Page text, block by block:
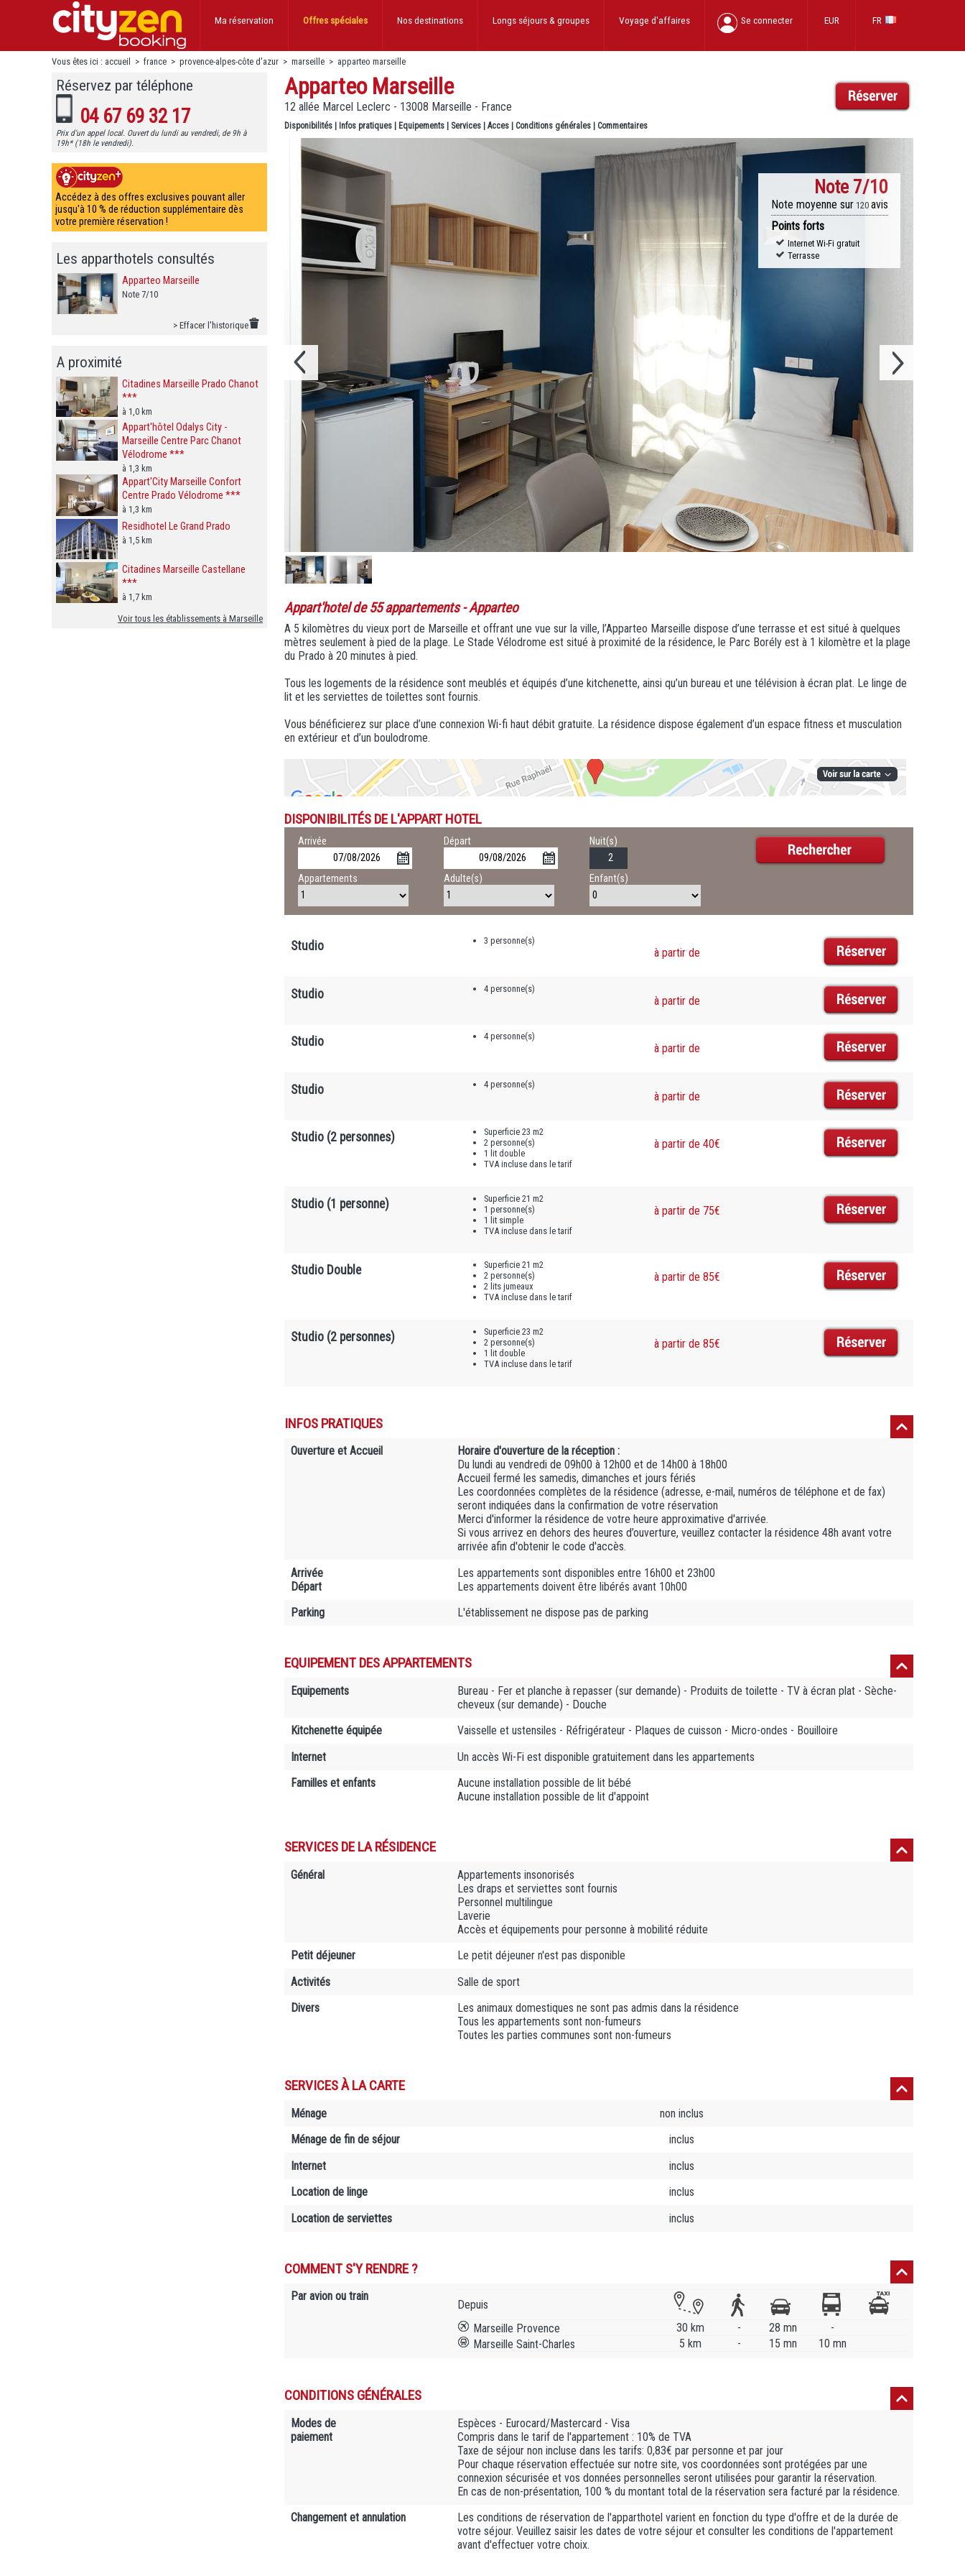
FR
EUR
Se connecter
Voyage d'affaires
Longs séjours& groupes
Nos destinations
Offres spéciales
Ma réservation
Vous êtes ici : accueil > france > provence-alpes-côte d'azur > marseille > apparteo marseille
Réservez par téléphone
04 67 69 32 17
Prix d'un appel local. Ouvert du lundi au vendredi, de 9h à
19h* (18h le vendredi).
Accédez à des offres exclusives pouvant aller
jusqu'à 10 % de réduction supplémentaire dès
votre première réservation !
Les apparthotels consultés
Apparteo Marseille
Note 7/10
> Effacer l'historique
A proximité
Citadines Marseille Prado Chanot
***
à 1,0 km
Appart'hôtel Odalys City -
Marseille Centre Parc Chanot
Vélodrome ***
à 1,3 km
Appart'City Marseille Confort
Centre Prado Vélodrome ***
à 1,3 km
Residhotel Le Grand Prado
à 1,5 km
Citadines Marseille Castellane
***
à 1,7 km
Voir tous les établissements à Marseille
Apparteo Marseille
12 allée Marcel Leclerc - 13008 Marseille - France
Disponibilités Infos pratiques Equipements Services |Acces Conditions générales Commentaires
Note 7/10
Note moyenne sur120 avis
Points forts
Internet Wi-Fi gratuit
Terrasse
Appart'hotel de 55 appartements- Apparteo
A 5 kilomètres du vieux port de Marseille et offrant une vue sur la ville, l’Apparteo Marseille dispose d’une terrasse et est situé à quelques
mètres seulement à pied de la plage. Le Stade Vélodrome est situé à proximité de la résidence, le Parc Borély est à 1 kilomètre et la plage
du Prado à 20 minutes à pied.
Tous les logements de la résidence sont meublés et équipés d’une kitchenette, ainsi qu’un bureau et une télévision à écran plat. Le linge de
lit et les serviettes de toilettes sont fournis.
Vous bénéficierez sur place d’une connexion Wi-fi haut débit gratuite. La résidence dispose également d’un espace fitness et musculation
en extérieur et d’un boulodrome.
DISPONIBILITÉS DE L'APPART HOTEL
Arrivée Départ Nuit(s)
Appartements Adulte(s) Enfant(s)
Studio 3 personne(s)
à partir de
Studio 4 personne(s)
à partir de
Studio 4 personne(s)
à partir de
Studio 4 personne(s)
à partir de
Studio (2 personnes)
Superficie 23 m2
2 personne(s)
1 lit double
TVA incluse dans le tarif
à partir de 40€
Studio (1 personne)
Superficie 21 m2
1 personne(s)
1 lit simple
TVA incluse dans le tarif
à partir de 75€
Studio Double
Superficie 21 m2
2 personne(s)
2 lits jumeaux
TVA incluse dans le tarif
à partir de 85€
Studio (2 personnes)
Superficie 23 m2
2 personne(s)
1 lit double
TVA incluse dans le tarif
à partir de 85€
INFOS PRATIQUES
Ouverture et Accueil
Horaire d'ouverture de la réception :
Du lundi au vendredi de 09h00 à 12h00 et de 14h00 à 18h00
Accueil fermé les samedis, dimanches et jours fériés
Les coordonnées complètes de la résidence (adresse, e-mail, numéros de téléphone et de fax)
seront indiquées dans la confirmation de votre réservation
Merci d'informer la résidence de votre heure approximative d'arrivée.
Si vous arrivez en dehors des heures d’ouverture, veuillez contacter la résidence 48h avant votre
arrivée afin d'obtenir le code d'accès.
Arrivée
Départ
Les appartements sont disponibles entre 16h00 et 23h00
Les appartements doivent être libérés avant 10h00
Parking
L'établissement ne dispose pas de parking
EQUIPEMENT DES APPARTEMENTS
Equipements
Bureau - Fer et planche à repasser (sur demande) - Produits de toilette - TV à écran plat - Sèche-
cheveux (sur demande) - Douche
Kitchenette équipée
Vaisselle et ustensiles - Réfrigérateur - Plaques de cuisson - Micro-ondes - Bouilloire
Internet
Un accès Wi-Fi est disponible gratuitement dans les appartements
Familles et enfants
Aucune installation possible de lit bébé
Aucune installation possible de lit d'appoint
SERVICES DE LA RÉSIDENCE
Général
Appartements insonorisés
Les draps et serviettes sont fournis
Personnel multilingue
Laverie
Accès et équipements pour personne à mobilité réduite
Petit déjeuner
Le petit déjeuner n'est pas disponible
Activités
Salle de sport
Divers
Les animaux domestiques ne sont pas admis dans la résidence
Tous les appartements sont non-fumeurs
Toutes les parties communes sont non-fumeurs
SERVICES À LA CARTE
Ménage
non inclus
Ménage de fin de séjour
inclus
Internet
inclus
Location de linge
inclus
Location de serviettes
inclus
COMMENT S'Y RENDRE ?
Par avion ou train
Depuis
Marseille Provence
30 km - 28 mn
-
Marseille Saint-Charles
5 km - 15 mn 10 mn
CONDITIONS GÉNÉRALES
Modes de
paiement
Espèces - Eurocard/Mastercard - Visa
Compris dans le tarif de l'appartement : 10% de TVA
Taxe de séjour non incluse dans les tarifs: 0,83€ par personne et par jour
Pour chaque réservation effectuée sur notre site, vos coordonnées sont protégées par une
connexion sécurisée et vos données personnelles seront utilisées pour garantir la réservation.
En cas de non-présentation, 100 % du montant total de la réservation sera facturé par la résidence.
Changement et annulation
Les conditions de réservation de l'apparthotel varient en fonction du type d'offre et de la durée de
votre séjour. Veuillez saisir les dates de votre séjour et consulter les conditions de l'appartement
avant d'effectuer votre choix.